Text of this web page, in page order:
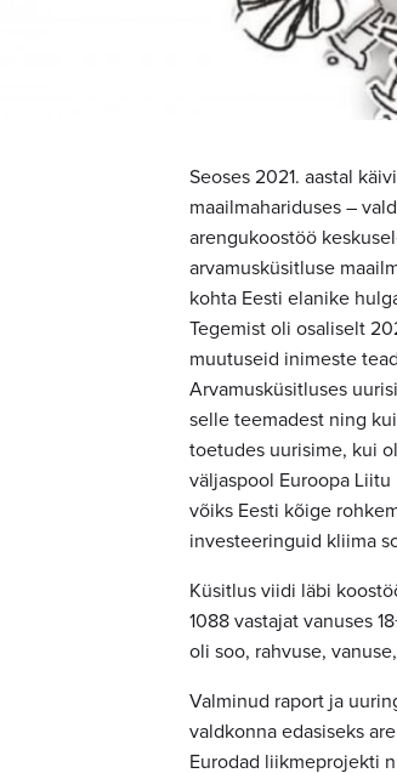
Seoses 2021. aastal
maailmahariduses –
arengukoostöö
arvamusküsitluse
kohta Eesti elanike
Tegemist oli osaliselt
muutuseid inimeste
Arvamusküsitluses
selle teemadest ning
toetudes uurisime, kui
väljaspool Euroopa
võiks Eesti kõige
investeeringuid kliima
Küsitlus viidi läbi
1088 vastajat vanuses
oli soo, rahvuse,
Valminud raport ja
valdkonna edasiseks
Eurodad liikmeprojekti